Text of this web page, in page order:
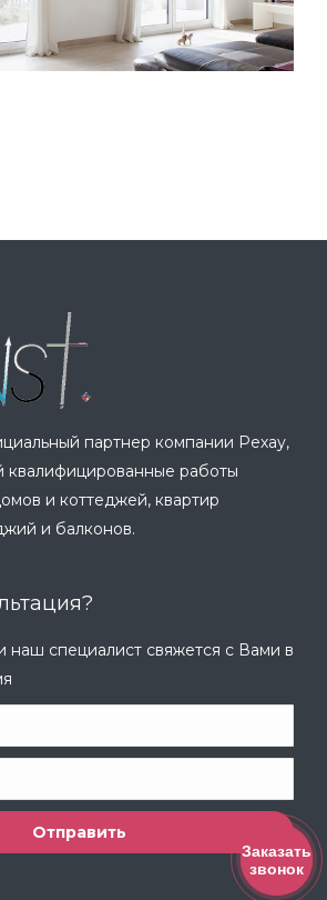
партнер компании Рехау,
квалифицированные работы
и коттеджей, квартир
и балконов.
наш специалист свяжется с Вами в
Заказать
звонок